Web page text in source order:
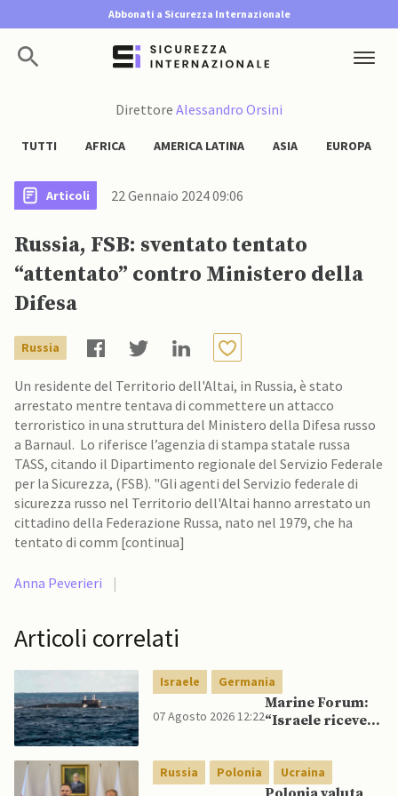
Abbonati a Sicurezza Internazionale
Direttore Alessandro Orsini
TUTTI AFRICA AMERICA LATINA ASIA EUROPA
Articoli 22 Gennaio 2024 09:06
Russia, FSB: sventato tentato
“attentato” contro Ministero della
Difesa
Russia
Un residente del Territorio dell'Altai, in Russia, è stato
arrestato mentre tentava di commettere un attacco
terroristico in una struttura del Ministero della Difesa russo
a Barnaul. Lo riferisce l’agenzia di stampa statale russa
TASS, citando il Dipartimento regionale del Servizio Federale
per la Sicurezza, (FSB). "Gli agenti del Servizio federale di
sicurezza russo nel Territorio dell'Altai hanno arrestato un
cittadino della Federazione Russa, nato nel 1979, che ha
tentato di comm [continua]
Anna Peverieri |
Articoli correlati
Israele Germania
07 Agosto 2026 12:22
Marine Forum:
“Israele riceve
sottomarino INS
Drakon dopo 14
anni”
Russia Polonia Ucraina